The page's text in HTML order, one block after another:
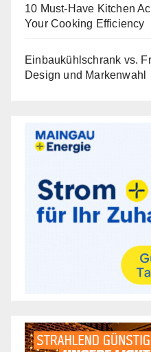
10 Must-Have Kitchen
Your Cooking Efficiency
Einbaukühlschrank vs.
Design und Markenwahl